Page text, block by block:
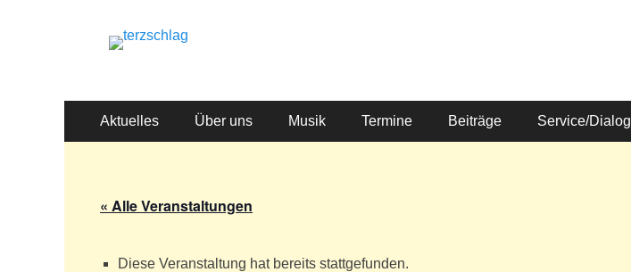
terzschlag
Gemischter Chor Hetzdorf e. V.
Primäres
Menü
Aktuelles Über uns Musik Termine Beiträge Service/Dialog
« Alle Veranstaltungen
Diese Veranstaltung hat bereits stattgefunden.